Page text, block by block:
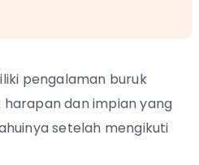
pengalaman buruk
dan impian yang
setelah mengikuti